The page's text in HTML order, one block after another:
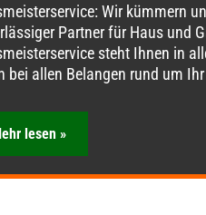
Wir kümmern
Partner für Haus und
steht Ihnen in
bei allen Belangen rund um
lesen »